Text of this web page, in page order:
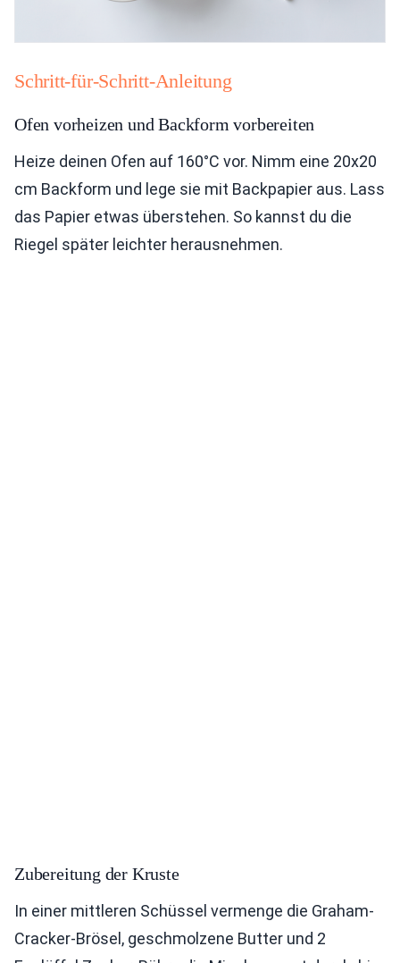
Schritt-für-Schritt-Anleitung
Ofen vorheizen und Backform vorbereiten
Heize deinen Ofen auf 160°C vor. Nimm eine 20x20
cm Backform und lege sie mit Backpapier aus. Lass
das Papier etwas überstehen. So kannst du die
Riegel später leichter herausnehmen.
Zubereitung der Kruste
In einer mittleren Schüssel vermenge die Graham-
Cracker-Brösel, geschmolzene Butter und 2